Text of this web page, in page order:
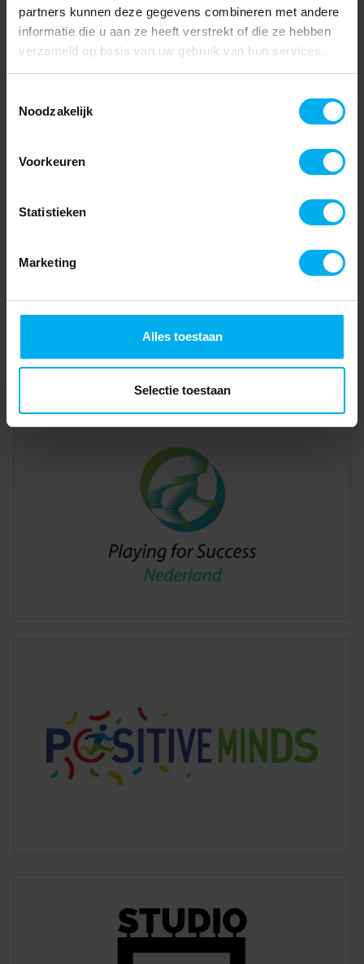
partners kunnen deze gegevens combineren met andere
informatie die u aan ze heeft verstrekt of die ze hebben
verzameld op basis van uw gebruik van hun services.
Noodzakelijk
Voorkeuren
Statistieken
Marketing
Alles toestaan
Selectie toestaan